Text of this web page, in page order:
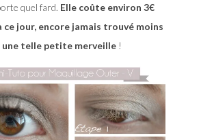
quel fard. Elle coûte environ 3€
ce jour, encore jamais trouvé moins
une telle petite merveille!